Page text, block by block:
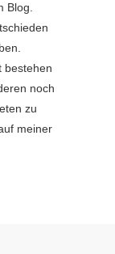
Blog.
bestehen
noch
zu
meiner